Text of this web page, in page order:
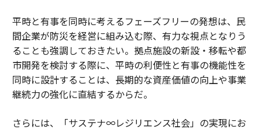
平時と有事を同時に考えるフェーズフリーの発想は、民
間企業が防災を経営に組み込む際、有力な視点となりう
ることも強調しておきたい。拠点施設の新設・移転や都
市開発を検討する際に、平時の利便性と有事の機能性を
同時に設計することは、長期的な資産価値の向上や事業
継続力の強化に直結するからだ。
さらには、「サステナ∞レジリエンス社会」の実現にお